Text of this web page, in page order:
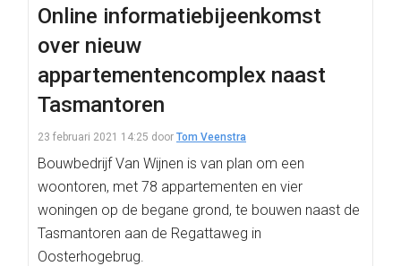
Online informatiebijeenkomst
over nieuw
appartementencomplex naast
Tasmantoren
23 februari 2021 14:25 door Tom Veenstra
Bouwbedrijf Van Wijnen is van plan om een
woontoren, met 78 appartementen en vier
woningen op de begane grond, te bouwen naast de
Tasmantoren aan de Regattaweg in
Oosterhogebrug.